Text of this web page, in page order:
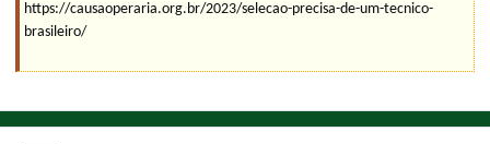
https://causaoperaria.org.br/2023/selecao-precisa-de-um-tecnico-
brasileiro/